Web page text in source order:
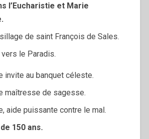
l’Eucharistie et Marie
de saint François de Sales.
vers le Paradis.
invite au banquet céleste.
maîtresse de sagesse.
aide puissante contre le mal.
150 ans.